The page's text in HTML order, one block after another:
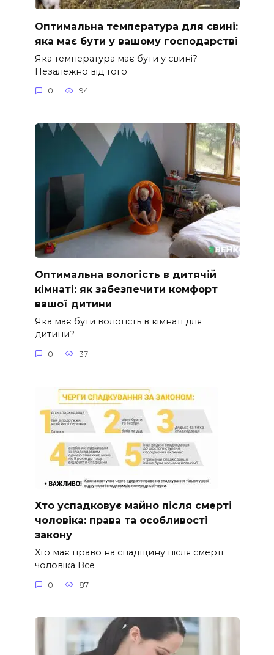
Оптимальна температура для свині:
яка має бути у вашому господарстві
Яка температура має бути у свині?
Незалежно від того
0 94
Оптимальна вологість в дитячій
кімнаті: як забезпечити комфорт
вашої дитини
Яка має бути вологість в кімнаті для
дитини?
0 37
Хто успадковує майно після смерті
чоловіка: права та особливості
закону
Хто має право на спадщину після смерті
чоловіка Все
0 87